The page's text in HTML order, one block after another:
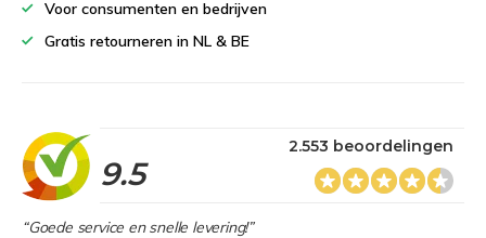
Voor consumenten en bedrijven
Gratis retourneren in NL & BE
9.5
2.553 beoordelingen
“Goede service en snelle levering!”